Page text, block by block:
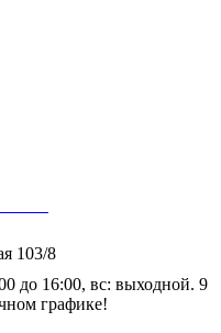
103/8
до 16:00, вс: выходной. 9
графике!